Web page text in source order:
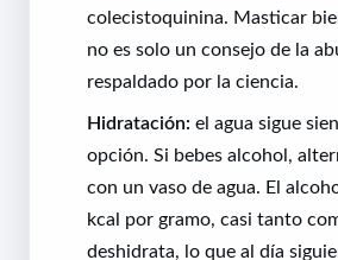
colecistoquinina. Masticar
no es solo un consejo de la
respaldado por la ciencia.
Hidratación: el agua sigue
opción. Si bebes alcohol,
con un vaso de agua. El
kcal por gramo, casi tanto
deshidrata, lo que al día